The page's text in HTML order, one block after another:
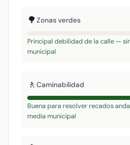
🌳Zonas verdes
Principal debilidad de la calle —
municipal
🚶 Caminabilidad
Buena para resolver recados
media municipal